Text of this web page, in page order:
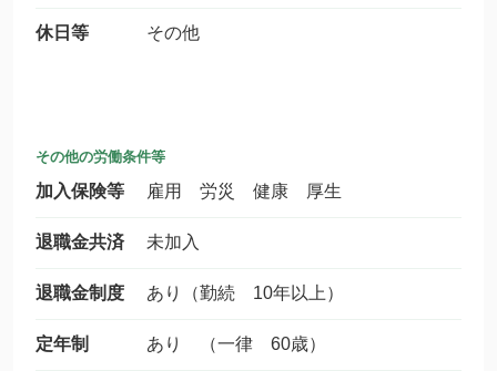
休日等 その他
その他の労働条件等
加入保険等 雇用 労災 健康 厚生
退職金共済 未加入
退職金制度 あり（勤続 10年以上）
定年制 あり （一律 60歳）